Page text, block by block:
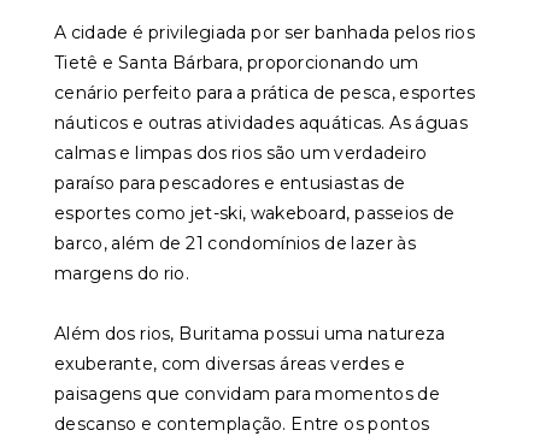
A cidade é privilegiada por ser banhada pelos rios
Tietê e Santa Bárbara, proporcionando um
cenário perfeito para a prática de pesca, esportes
náuticos e outras atividades aquáticas. As águas
calmas e limpas dos rios são um verdadeiro
paraíso para pescadores e entusiastas de
esportes como jet-ski, wakeboard, passeios de
barco, além de 21 condomínios de lazer às
margens do rio.
Além dos rios, Buritama possui uma natureza
exuberante, com diversas áreas verdes e
paisagens que convidam para momentos de
descanso e contemplação. Entre os pontos